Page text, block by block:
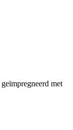
met